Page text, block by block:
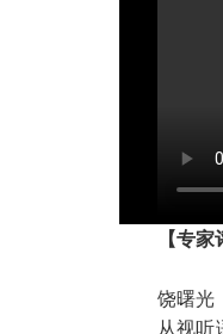
【专家
饶曙光
从视听